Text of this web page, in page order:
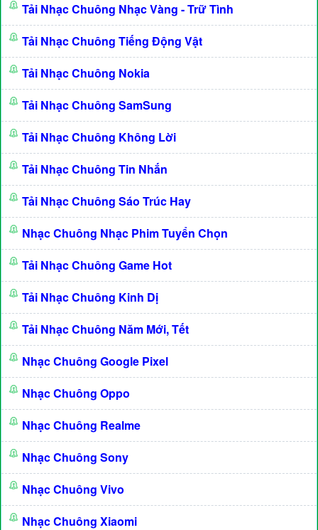
Tải Nhạc Chuông Nhạc Vàng - Trữ Tình
Tải Nhạc Chuông Tiếng Động Vật
Tải Nhạc Chuông Nokia
Tải Nhạc Chuông SamSung
Tải Nhạc Chuông Không Lời
Tải Nhạc Chuông Tin Nhắn
Tải Nhạc Chuông Sáo Trúc Hay
Nhạc Chuông Nhạc Phim Tuyển Chọn
Tải Nhạc Chuông Game Hot
Tải Nhạc Chuông Kinh Dị
Tải Nhạc Chuông Năm Mới, Tết
Nhạc Chuông Google Pixel
Nhạc Chuông Oppo
Nhạc Chuông Realme
Nhạc Chuông Sony
Nhạc Chuông Vivo
Nhạc Chuông Xiaomi